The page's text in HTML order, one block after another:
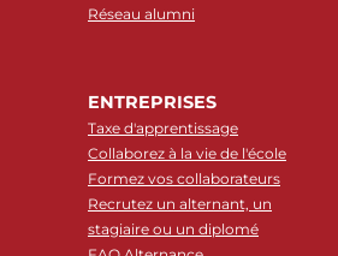
Réseau alumni
ENTREPRISES
Taxe d'apprentissage
Collaborez à la vie de l'école
Formez vos collaborateurs
Recrutez un alternant, un
stagiaire ou un diplomé